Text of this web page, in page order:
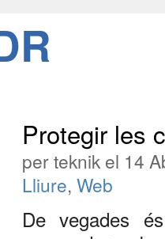
Protegir les
per teknik el 14
Lliure, Web
De vegades